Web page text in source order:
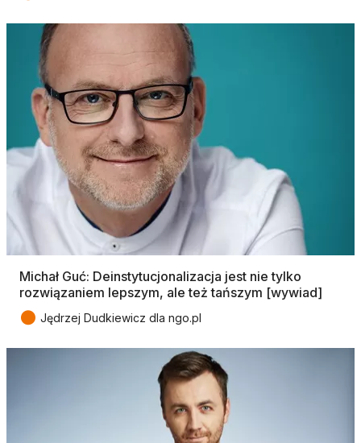
Michał Guć: Deinstytucjonalizacja jest nie tylko
rozwiązaniem lepszym, ale też tańszym [wywiad]
● Jędrzej Dudkiewicz dla ngo.pl